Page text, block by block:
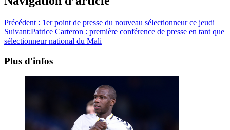
Précédent : 1er point de presse du nouveau sélectionneur ce jeudi
Suivant:Patrice Carteron : première conférence de presse en tant que
sélectionneur national du Mali
Plus d'infos